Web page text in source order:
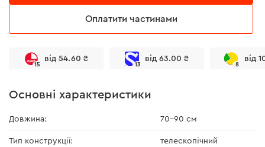
Оплатити частинами
15
від 54.60 ₴
13
від 63.00 ₴
8
від
Основні характеристики
Довжина: 70–90 см
Тип конструкції: телескопічний